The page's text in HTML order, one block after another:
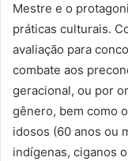
Mestre e o
práticas culturais.
avaliação para
combate aos
geracional, ou por
gênero, bem como
idosos (60 anos ou
indígenas, ciganos